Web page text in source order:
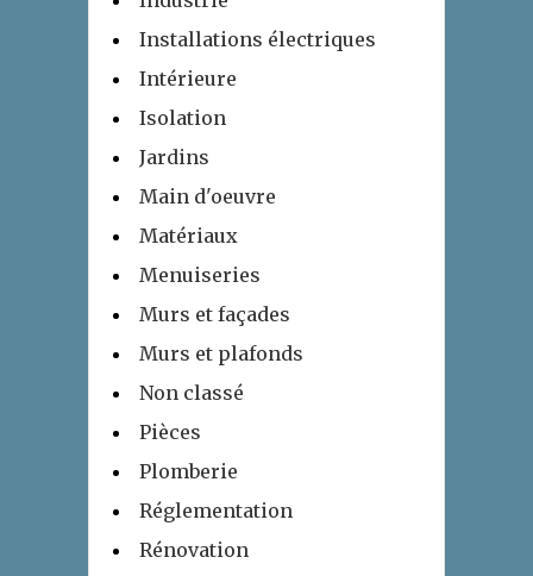
Installations électriques
Intérieure
Isolation
Jardins
Main d'oeuvre
Matériaux
Menuiseries
Murs et façades
Murs et plafonds
Non classé
Pièces
Plomberie
Réglementation
Rénovation